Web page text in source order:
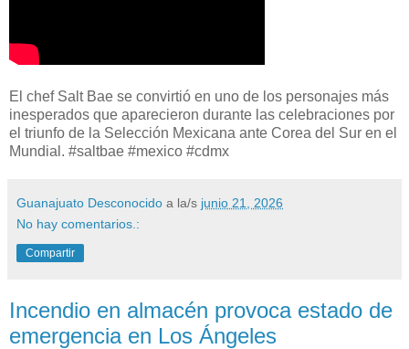
El chef Salt Bae se convirtió en uno de los personajes más
inesperados que aparecieron durante las celebraciones por
el triunfo de la Selección Mexicana ante Corea del Sur en el
Mundial. #saltbae #mexico #cdmx
Guanajuato Desconocido a la/s junio 21, 2026
No hay comentarios.:
Compartir
Incendio en almacén provoca estado de
emergencia en Los Ángeles